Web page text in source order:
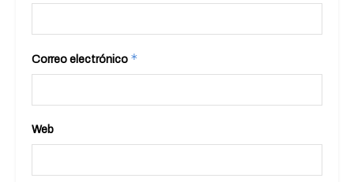
Correo electrónico *
Web